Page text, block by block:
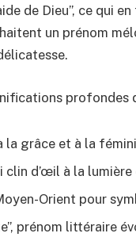
de Dieu”, ce qui
un prénom
profondes
la grâce et à la
clin d’œil à la lumière
Orient pour
prénom littéraire